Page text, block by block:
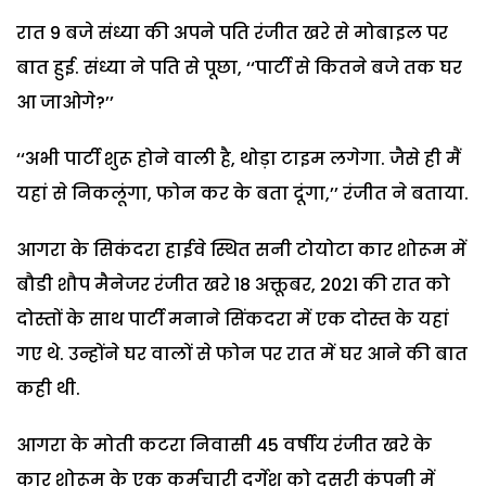
रात 9 बजे संध्या की अपने पति रंजीत खरे से मोबाइल पर
बात हुई. संध्या ने पति से पूछा, ‘‘पार्टी से कितने बजे तक घर
आ जाओगे?’’
‘‘अभी पार्टी शुरू होने वाली है, थोड़ा टाइम लगेगा. जैसे ही मैं
यहां से निकलूंगा, फोन कर के बता दूंगा,’’ रंजीत ने बताया.
आगरा के सिकंदरा हाईवे स्थित सनी टोयोटा कार शोरूम में
बौडी शौप मैनेजर रंजीत खरे 18 अक्तूबर, 2021 की रात को
दोस्तों के साथ पार्टी मनाने सिंकदरा में एक दोस्त के यहां
गए थे. उन्होंने घर वालों से फोन पर रात में घर आने की बात
कही थी.
आगरा के मोती कटरा निवासी 45 वर्षीय रंजीत खरे के
कार शोरूम के एक कर्मचारी दुर्गेश को दूसरी कंपनी में